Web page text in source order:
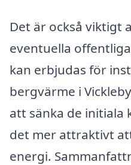
Det är också viktigt
eventuella
kan erbjudas för
bergvärme i
att sänka de initiala
det mer attraktivt
energi.